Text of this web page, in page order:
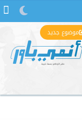
موضوع جديد